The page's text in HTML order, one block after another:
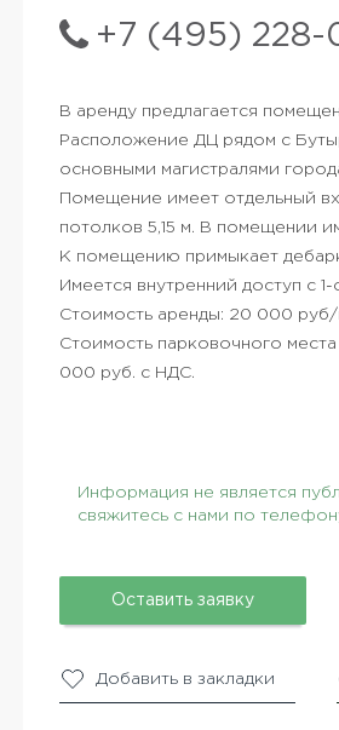
+7 (495) 228-
В аренду предлагается
Расположение ДЦ рядом с
основными магистралями
Помещение имеет отдельный
потолков 5,15 м. В помещении
К помещению примыкает
Имеется внутренний доступ с
Стоимость аренды: 20 000 руб/
Стоимость парковочного
000 руб. с НДС.
Информация не является
свяжитесь с нами по
Оставить заявку
Добавить в закладки